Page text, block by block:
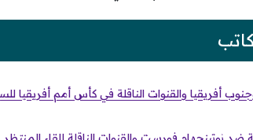
أفريقيا والقنوات الناقلة في كأس أمم أفريقيا